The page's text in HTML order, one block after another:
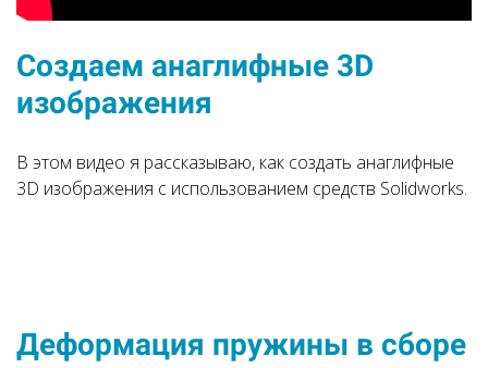
Создаем анаглифные 3D
изображения
В этом видео я рассказываю, как создать анаглифные
3D изображения с использованием средств Solidworks.
Деформация пружины в сборе